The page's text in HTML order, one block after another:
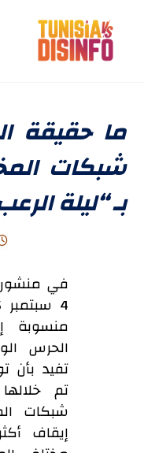
ما حقيقة
شبكات
بـ “ليلة
في منشور
منسوبة
الحرس
تفيد بأن
تم
شبكات